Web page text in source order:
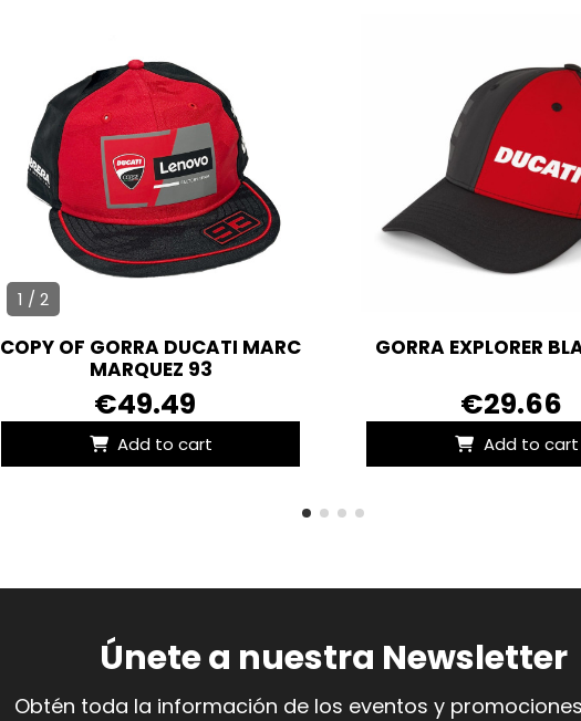
1 / 2
COPY OF GORRA DUCATI MARC
MARQUEZ 93
€49.49
Add to cart
GORRA EXPLORER
€29.66
Add to cart
Únete a nuestra Newsletter
Obtén toda la información de los eventos y